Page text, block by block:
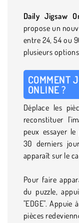
Daily Jigsaw
propose un
entre 24, 54 ou
plusieurs
COMMENT
ONLINE ?
Déplace les
reconstituer
peux essayer
30 derniers
apparaît sur le
Pour faire
du puzzle,
"EDGE". Appuie
pièces